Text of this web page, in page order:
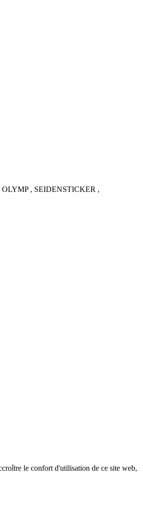
OLYMP , SEIDENSTICKER ,
le confort d'utilisation de ce site web,